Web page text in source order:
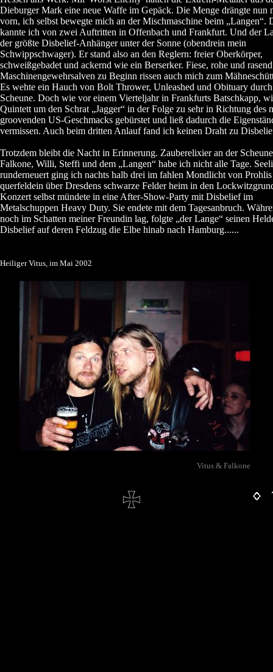
Dieburger Mark eine neue Waffe im Gepäck. Die Menge drängte nun
vorn, ich selbst bewegte mich an der Mischmaschine beim „Langen“.
kannte ich von zwei Auftritten in Offenbach und Frankfurt. Und der
der größte Disbelief-Anhänger unter der Sonne (obendrein mein
Schwippschwager). Er stand also an den Reglern: freier Oberkörper,
schweißgebadet und ackernd wie ein Berserker. Fiese, rohe und
Maschinengewehrsalven zu Beginn rissen auch mich zum
Es wehte ein Hauch von Bolt Thrower, Unleashed und Obituary
Scheune. Doch wie vor einem Vierteljahr in Frankfurts Batschkapp,
Quintett um den Schrat „Jagger“ in der Folge zu sehr in Richtung des
groovenden US-Geschmacks gebürstet und ließ dadurch die
vermissen. Auch beim dritten Anlauf fand ich keinen Draht zu
Trotzdem bleibt die Nacht in Erinnerung. Zauberelixier an der
Falkone, Willi, Steffi und dem „Langen“ habe ich nicht alle Tage.
runderneuert ging ich nachts halb drei im fahlen Mondlicht von Prohlis
querfeldein über Dresdens schwarze Felder heim in den
Konzert selbst mündete in eine After-Show-Party mit Disbelief im
Metalschuppen Heavy Duty. Sie endete mit dem Tagesanbruch.
noch im Schatten meiner Freundin lag, folgte „der Lange“ seinen
Disbelief auf deren Feldzug die Elbe hinab nach Hamburg......
Heiliger Vitus, im Mai 2002
Vitus & Falkone